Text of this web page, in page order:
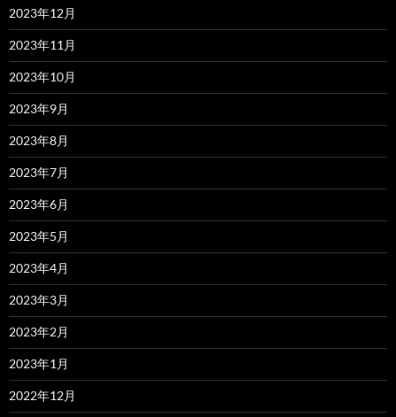
2023年12月
2023年11月
2023年10月
2023年9月
2023年8月
2023年7月
2023年6月
2023年5月
2023年4月
2023年3月
2023年2月
2023年1月
2022年12月